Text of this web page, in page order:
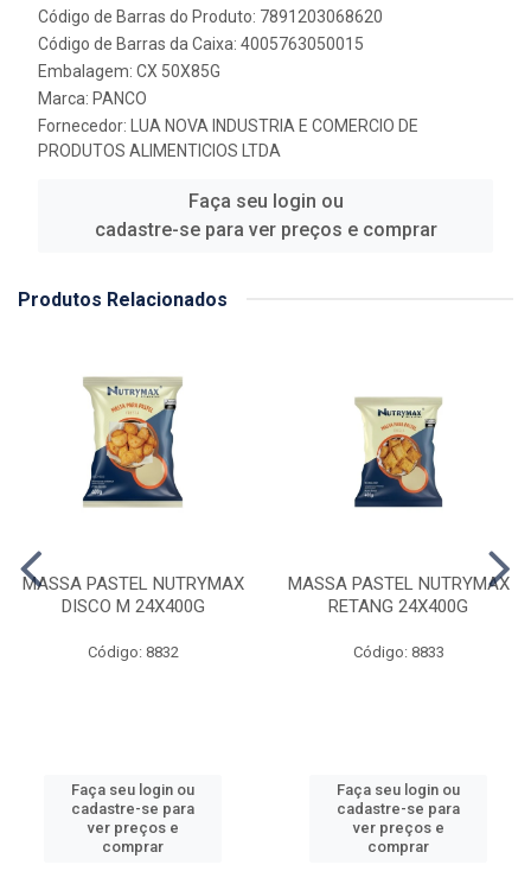
Código de Barras do Produto: 7891203068620
Código de Barras da Caixa: 4005763050015
Embalagem: CX 50X85G
Marca: PANCO
Fornecedor:
LUA NOVA INDUSTRIA E COMERCIO DE
PRODUTOS ALIMENTICIOS LTDA
Faça seu login ou
cadastre-se para ver preços e comprar
Produtos Relacionados
MASSA PASTEL NUTRYMAX
DISCO M 24X400G
Código: 8832
Faça seu login ou
cadastre-se para
ver preços e
comprar
MASSA PASTEL NUTRYMAX
RETANG 24X400G
Código: 8833
Faça seu login ou
cadastre-se para
ver preços e
comprar